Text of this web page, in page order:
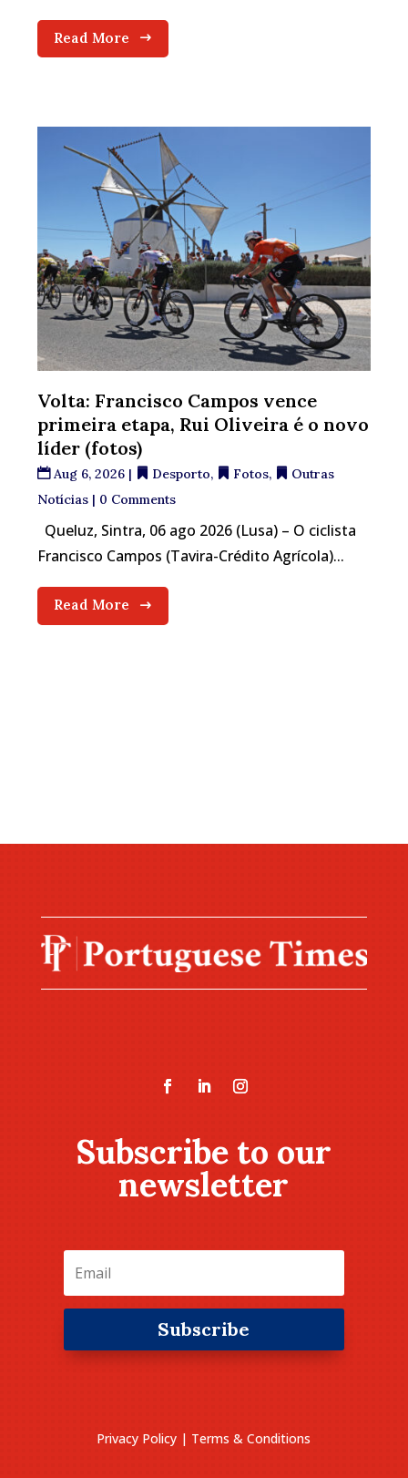
Read More
Volta: Francisco Campos vence
primeira etapa, Rui Oliveira é o novo
líder (fotos)
Aug 6, 2026 | Desporto, Fotos,
Outras
Notícias | 0 Comments
Queluz, Sintra, 06 ago 2026 (Lusa) – O ciclista
Francisco Campos (Tavira-Crédito Agrícola)...
Read More
Subscribe to our
newsletter
Subscribe
Privacy Policy | Terms & Conditions